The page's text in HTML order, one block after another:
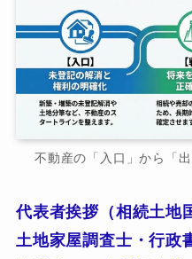
不動産の「入口」から「
代表者挨拶（相続土地
土地家屋調査士・行